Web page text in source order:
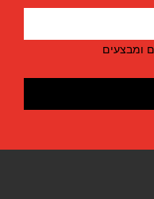
ומבצעים